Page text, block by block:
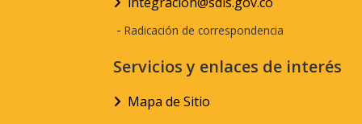
- Radicación de correspondencia
Servicios y enlaces de interés
Mapa de Sitio